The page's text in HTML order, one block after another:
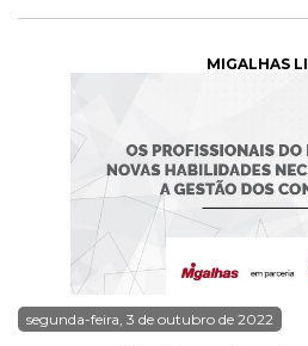
MIGALHAS
segunda-feira, 3 de outubro de 2022